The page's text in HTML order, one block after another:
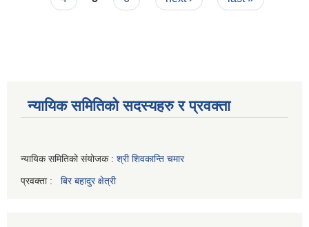
न्यायिक समितिको सदस्यहरु र प्रवक्ता
न्यायिक समितिको संयोजक : श्री शिवकान्ति चमार
प्रवक्ता : बिर बहादुर क्षेत्री